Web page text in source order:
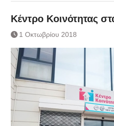
Κέντρο Κοινότητας
1 Οκτωβρίου 2018